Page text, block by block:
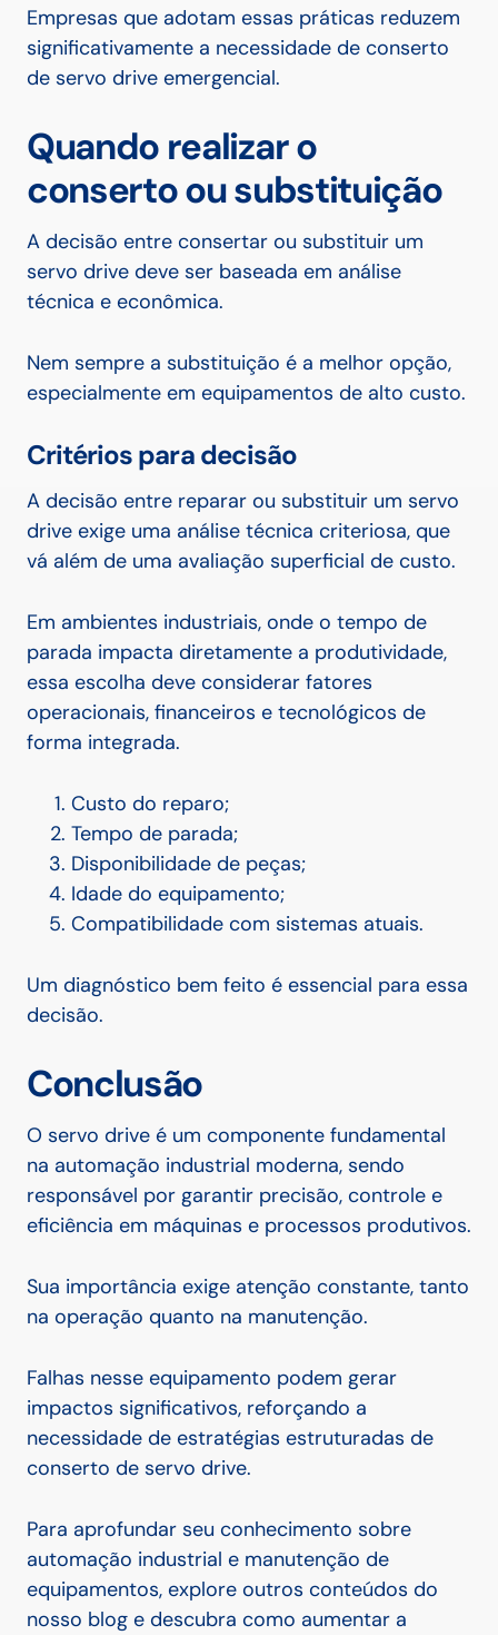
Empresas que adotam essas práticas reduzem
significativamente a necessidade de conserto
de servo drive emergencial.
Quando realizar o
conserto ou substituição
A decisão entre consertar ou substituir um
servo drive deve ser baseada em análise
técnica e econômica.
Nem sempre a substituição é a melhor opção,
especialmente em equipamentos de alto custo.
Critérios para decisão
A decisão entre reparar ou substituir um servo
drive exige uma análise técnica criteriosa, que
vá além de uma avaliação superficial de custo.
Em ambientes industriais, onde o tempo de
parada impacta diretamente a produtividade,
essa escolha deve considerar fatores
operacionais, financeiros e tecnológicos de
forma integrada.
Custo do reparo;
Tempo de parada;
Disponibilidade de peças;
Idade do equipamento;
Compatibilidade com sistemas atuais.
Um diagnóstico bem feito é essencial para essa
decisão.
Conclusão
O servo drive é um componente fundamental
na automação industrial moderna, sendo
responsável por garantir precisão, controle e
eficiência em máquinas e processos produtivos.
Sua importância exige atenção constante, tanto
na operação quanto na manutenção.
Falhas nesse equipamento podem gerar
impactos significativos, reforçando a
necessidade de estratégias estruturadas de
conserto de servo drive.
Para aprofundar seu conhecimento sobre
automação industrial e manutenção de
equipamentos, explore outros conteúdos do
nosso blog e descubra como aumentar a